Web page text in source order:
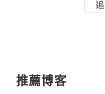
推薦博客